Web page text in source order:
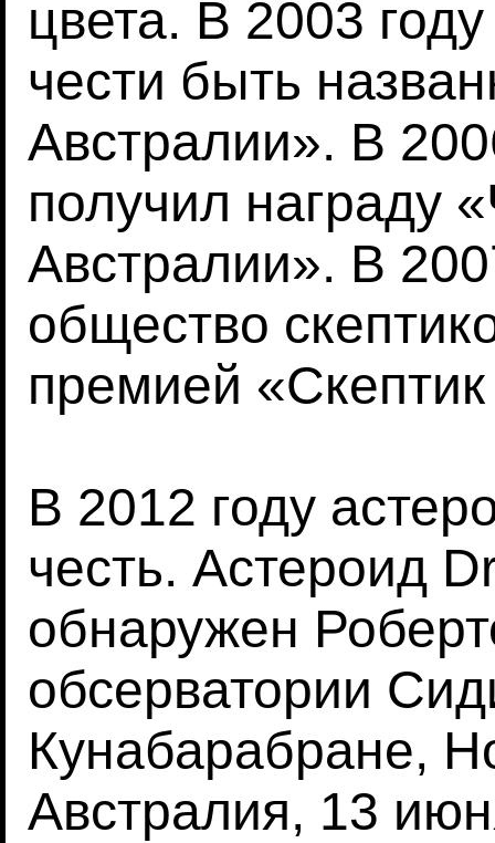
цвета. В 2003
чести быть
Австралии». В
получил награду
Австралии». В
общество
премией
В 2012 году
честь. Астероид
обнаружен
обсерватории
Кунабарабране,
Австралия, 13